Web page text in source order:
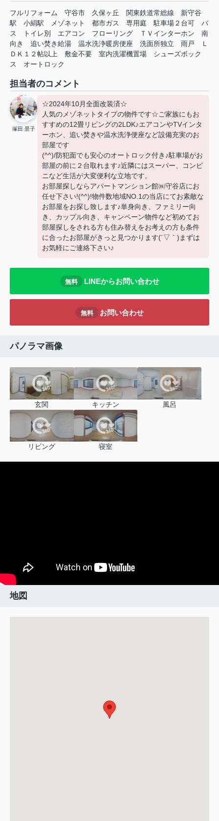
フルリフォーム 守谷市 久保ヶ丘 関東鉄道常総線
新守谷
駅
小絹駅 メゾネット 都市ガス 専用庭 駐車場２台可
バ
ス
トイレ別 エアコン フローリング ＴＶインターホン
南
向き
追い焚き給湯 温水洗浄暖房便座 洗面所独立 雨戸
Ｌ
ＤＫ１２帖以上
敷金不要 室内洗濯機置場
シューズボック
ス
オートロック
担当者のコメント
塚田 景子
☆2024年10月全面改装済☆
人気のメゾネットタイプの物件です☆ご家族にもお
すすめの12畳リビングの2LDK♪エアコンやTVインタ
ーホン、追い焚きや温水洗浄便座など設備充実のお
部屋です
(^^)/防犯面でも安心のオートロック付き♪駐車場がお
部屋の前に２台取れます♪近隣にはスーパー、コンビ
ニなど生活が大変便利な立地です。
お部屋探しならアパートマンション館㈱守谷店にお
任せ下さい!(^^)!物件数地域NO.1の当店にてお素敵な
お部屋をお探し致します♪単身向き、ファミリー向
き、カップル向き、キャンペーン物件など初めてお
部屋探しをされる方も住み替えをお考えの方も条件
に合ったお部屋がきっと見つかります(´▽｀)まずは
お気軽にご連絡下さい♪
無料 LINEからお問い合わせ
無料 お問い合わせ
パノラマ画像
玄関 キッチン 風呂
リビング 寝室
地図